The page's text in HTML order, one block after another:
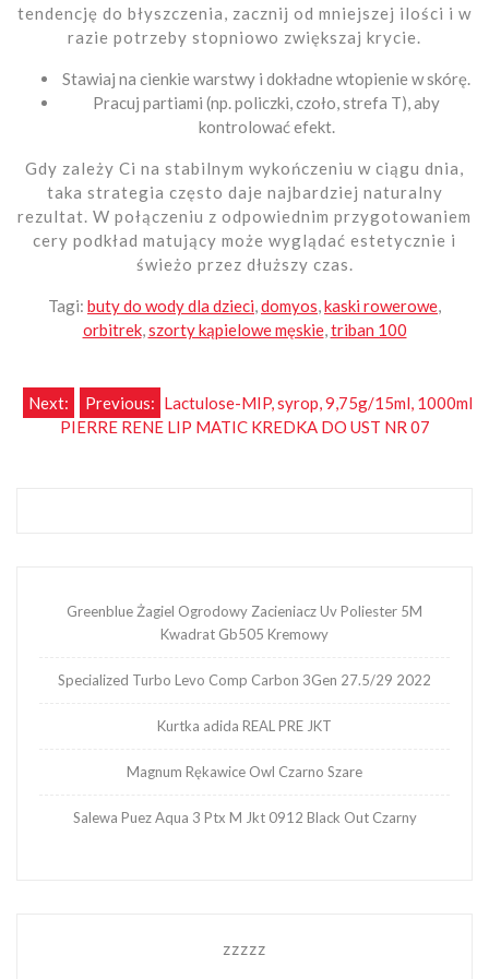
tendencję do błyszczenia, zacznij od mniejszej ilości i w
razie potrzeby stopniowo zwiększaj krycie.
Stawiaj na cienkie warstwy i dokładne wtopienie w skórę.
Pracuj partiami (np. policzki, czoło, strefa T), aby
kontrolować efekt.
Gdy zależy Ci na stabilnym wykończeniu w ciągu dnia,
taka strategia często daje najbardziej naturalny
rezultat. W połączeniu z odpowiednim przygotowaniem
cery podkład matujący może wyglądać estetycznie i
świeżo przez dłuższy czas.
Tagi: buty do wody dla dzieci,domyos,kaski rowerowe,
orbitrek,szorty kąpielowe męskie,triban 100
Nawigacja
Previous: Lactulose-MIP, syrop, 9,75g/15ml, 1000ml
Next:
PIERRE RENE LIP MATIC KREDKA DO UST NR 07
Greenblue Żagiel Ogrodowy Zacieniacz Uv Poliester 5M
Kwadrat Gb505 Kremowy
Specialized Turbo Levo Comp Carbon 3Gen 27.5/29 2022
Kurtka adida REAL PRE JKT
Magnum Rękawice Owl Czarno Szare
Salewa Puez Aqua 3 Ptx M Jkt 0912 Black Out Czarny
zzzzz